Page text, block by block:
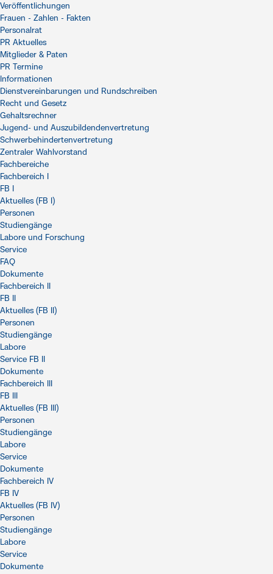
Veröffentlichungen
Frauen - Zahlen - Fakten
Personalrat
PR Aktuelles
Mitglieder & Paten
PR Termine
Informationen
Dienstvereinbarungen und Rundschreiben
Recht und Gesetz
Gehaltsrechner
Jugend- und Auszubildendenvertretung
Schwerbehindertenvertretung
Zentraler Wahlvorstand
Fachbereiche
Fachbereich I
FB I
Aktuelles (FB I)
Personen
Studiengänge
Labore und Forschung
Service
FAQ
Dokumente
Fachbereich II
FB II
Aktuelles (FB II)
Personen
Studiengänge
Labore
Service FB II
Dokumente
Fachbereich III
FB III
Aktuelles (FB III)
Personen
Studiengänge
Labore
Service
Dokumente
Fachbereich IV
FB IV
Aktuelles (FB IV)
Personen
Studiengänge
Labore
Service
Dokumente